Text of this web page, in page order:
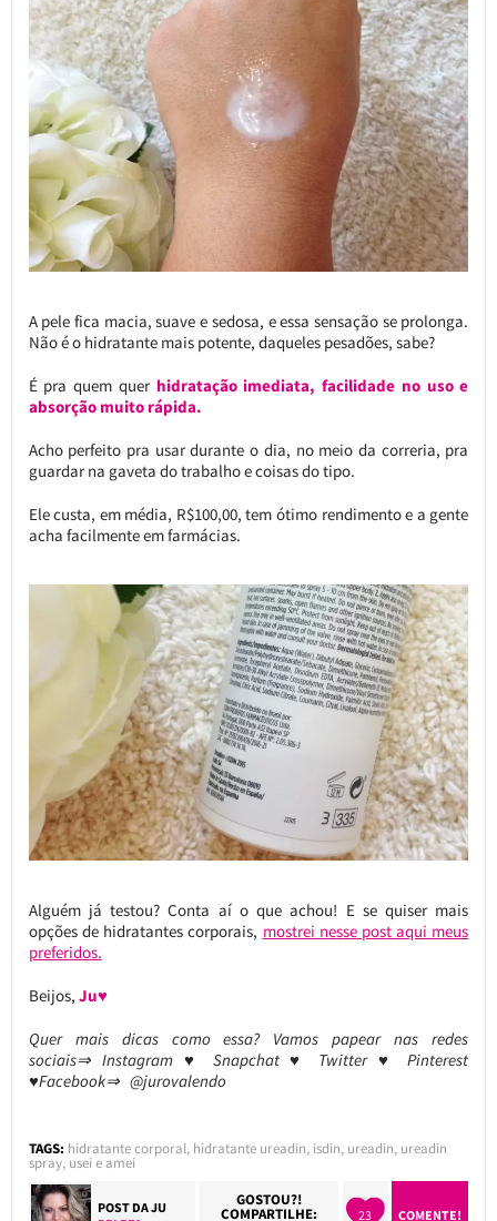
A pele fica macia, suave e sedosa, e essa sensação se prolonga.
Não é o hidratante mais potente, daqueles pesadões, sabe?
É pra quem quer hidratação imediata, facilidade no uso e
absorção muito rápida.
Acho perfeito pra usar durante o dia, no meio da correria, pra
guardar na gaveta do trabalho e coisas do tipo.
Ele custa, em média, R$100,00, tem ótimo rendimento e a gente
acha facilmente em farmácias.
Alguém já testou? Conta aí o que achou! E se quiser mais
opções de hidratantes corporais, mostrei nesse post aqui meus
preferidos.
Beijos, Ju♥
Quer mais dicas como essa? Vamos papear nas redes
sociais⇒ Instagram ♥ Snapchat ♥ Twitter ♥ Pinterest
♥Facebook⇒ @jurovalendo
TAGS: hidratante corporal, hidratante ureadin, isdin, ureadin, ureadin
spray, usei e amei
POST DAJU
GOSTOU?!
COMPARTILHE: 23
COMENTE!